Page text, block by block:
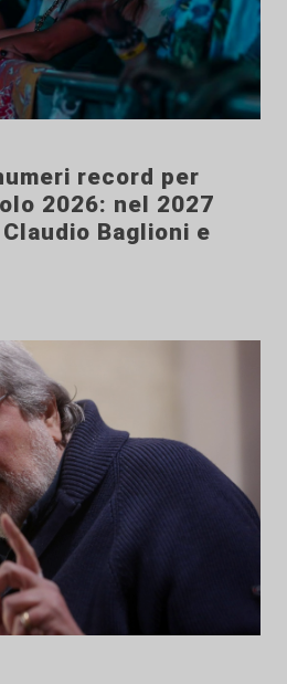
record per
2026: nel 2027
Baglioni e